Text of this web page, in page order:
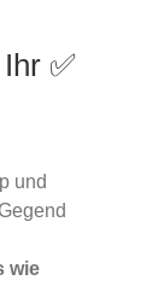
✅
und
wie